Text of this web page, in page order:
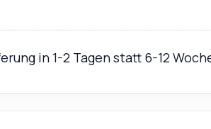
in 1-2 Tagen statt 6-12